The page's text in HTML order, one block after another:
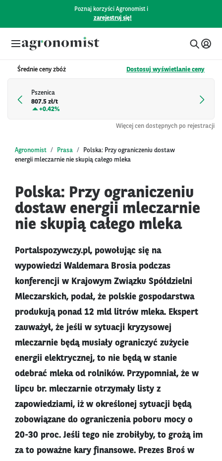
Poznaj korzyści Agronomist i
zarejestruj się!
Średnie ceny zbóż Dostosuj wyświetlanie ceny
Pszenica
807.5 zł/t
+0.42%
Więcej cen dostępnych po rejestracji
Agronomist Prasa
Polska: Przy ograniczeniu dostaw
energii mleczarnie nie skupią całego mleka
Polska: Przy ograniczeniu
dostaw energii mleczarnie
nie skupią całego mleka
Portalspozywczy.pl, powołując się na
wypowiedzi Waldemara Brosia podczas
konferencji w Krajowym Związku Spółdzielni
Mleczarskich, podał, że polskie gospodarstwa
produkują ponad 12 mld litrów mleka. Ekspert
zauważył, że jeśli w sytuacji kryzysowej
mleczarnie będą musiały ograniczyć zużycie
energii elektrycznej, to nie będą w stanie
odebrać mleka od rolników. Przypomniał, że w
lipcu br. mleczarnie otrzymały listy z
zapowiedziami, iż w określonej sytuacji będą
zobowiązane do ograniczenia poboru mocy o
20-30 proc. Jeśli tego nie zrobiłyby, to grożą im
za to poważne kary finansowe. Prezes Broś w